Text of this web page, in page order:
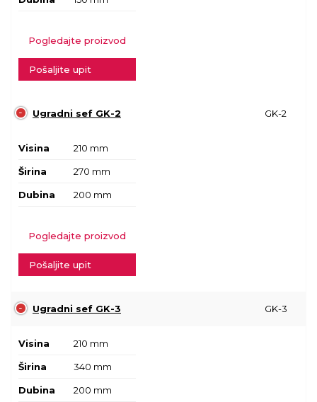
Pogledajte proizvod
Pošaljite upit
Ugradni sef GK-2 GK-2
Visina 210 mm
Širina 270 mm
Dubina 200 mm
Pogledajte proizvod
Pošaljite upit
Ugradni sef GK-3 GK-3
Visina 210 mm
Širina 340 mm
Dubina 200 mm